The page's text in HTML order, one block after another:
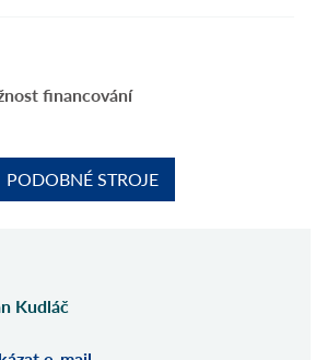
financování
PODOBNÉ STROJE
Kudláč